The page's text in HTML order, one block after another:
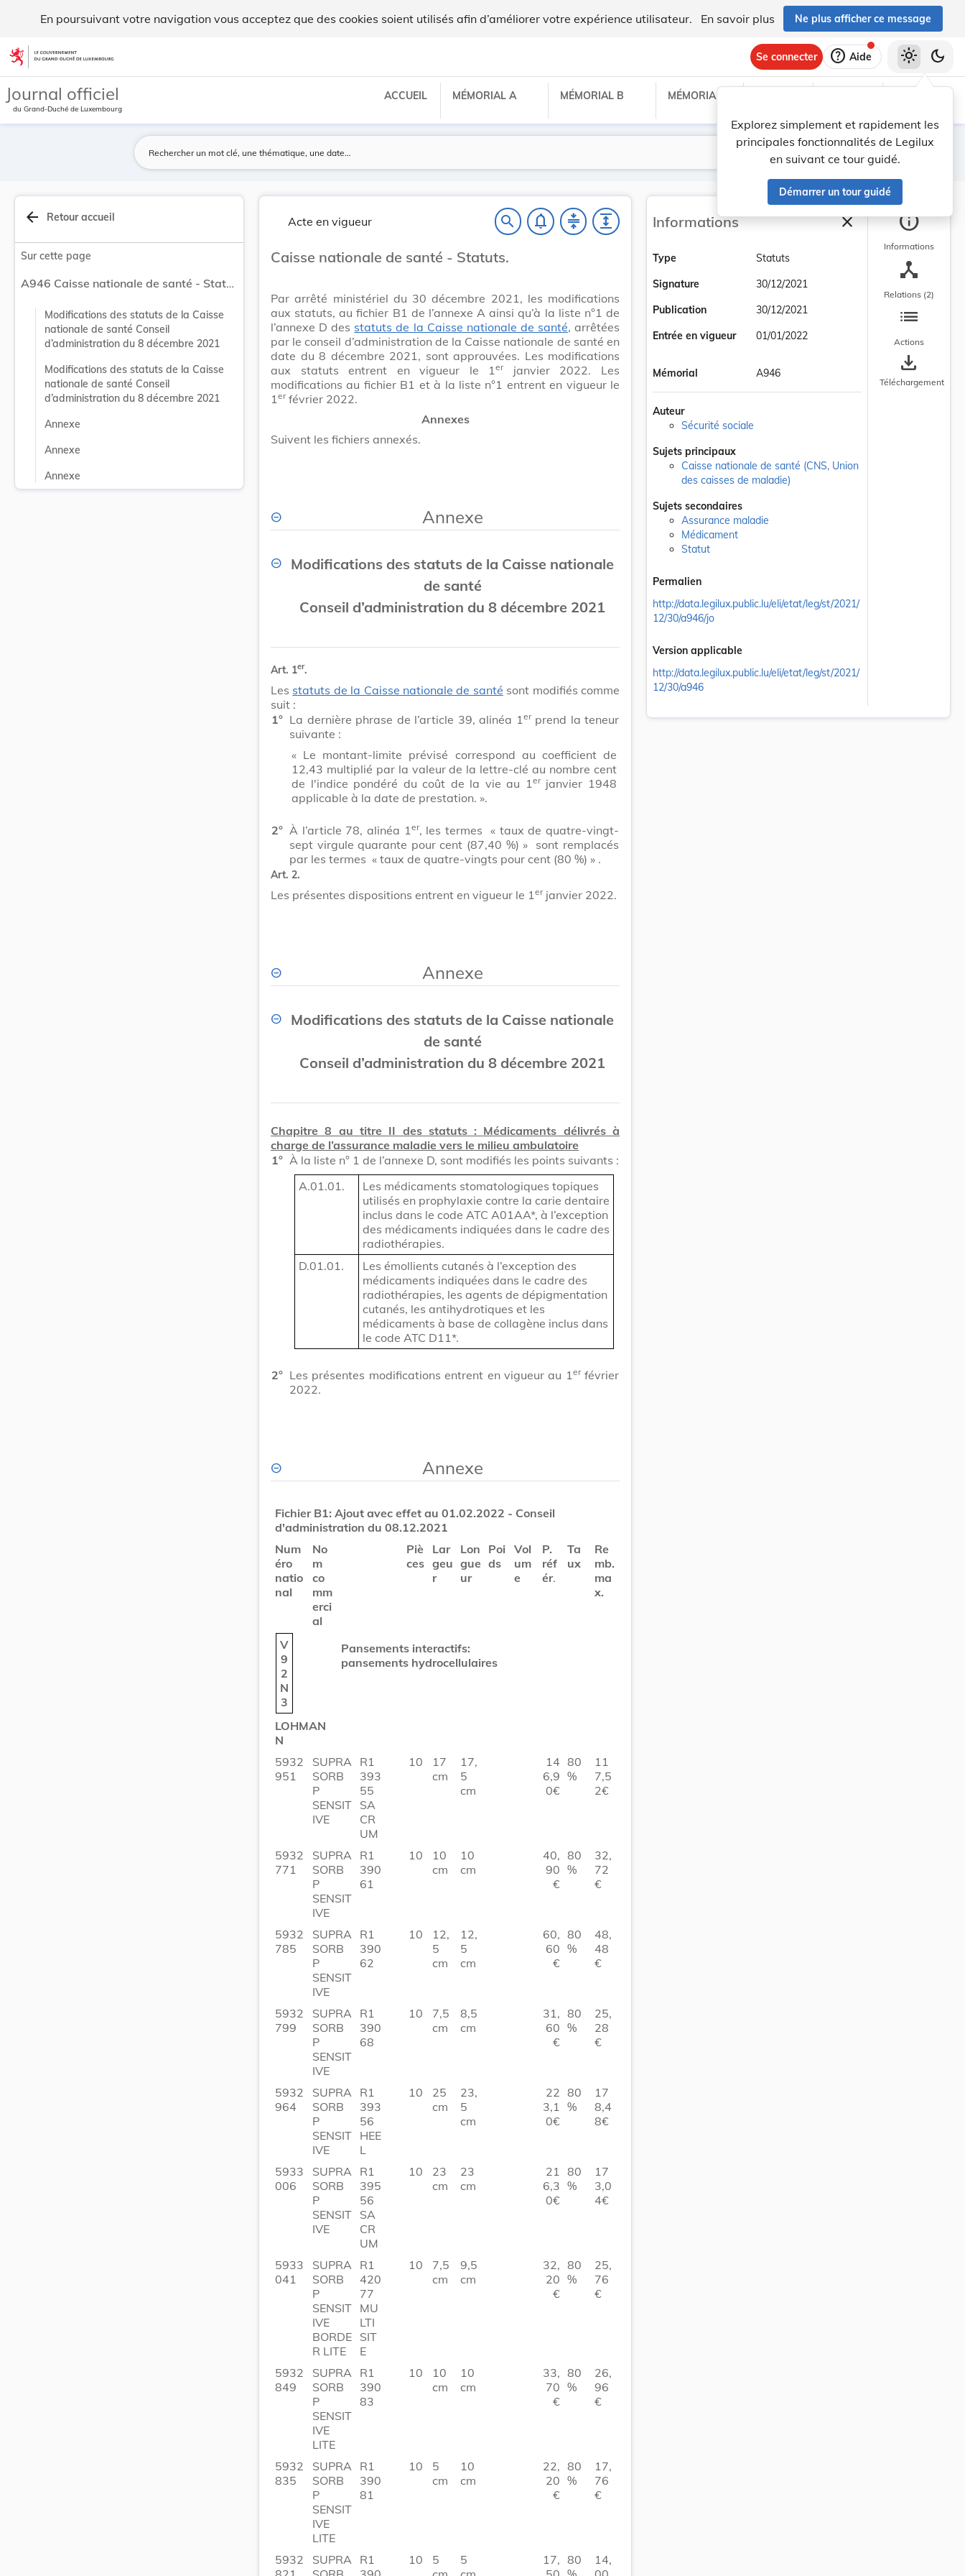
En poursuivant votre navigation vous acceptez que des cookies soient utilisés afin d’améliorer votre expérience utilisateur. En savoir plus Ne plus afficher ce message
Aller au contenu
Se connecter help Aide
Explorez simplement et rapidement les
principales fonctionnalités de Legilux
en suivant ce tour guidé.
Démarrer un tour guidé
light_mode dark_mode
Journal officiel
du Grand-Duché de Luxembourg
ACCUEIL MÉMORIAL A MÉMORIAL B MÉMORIAL C
Lancer la recherche
Filtres
arrow_back Retour accueil
Sur cette page
A946 Caisse nationale de santé - Statuts.
Modifications des statuts de la Caisse
nationale de santé Conseil
d’administration du 8 décembre 2021
Modifications des statuts de la Caisse
nationale de santé Conseil
d’administration du 8 décembre 2021
Annexe
Annexe
Annexe
Acte en vigueur search notifications_none compress expand
Caisse nationale de santé - Statuts.
Par arrêté ministériel du 30 décembre 2021, les modifications
aux statuts, au fichier B1 de l’annexe A ainsi qu’à la liste n°1 de
l’annexe D des statuts de la Caisse nationale de santé, arrêtées
par le conseil d’administration de la Caisse nationale de santé en
date du 8 décembre 2021, sont approuvées. Les modifications
aux statuts entrent en vigueur le 1erjanvier 2022. Les
modifications au fichier B1 et à la liste n°1 entrent en vigueur le
1 erfévrier 2022.
Annexes
Suivent les fichiers annexés.
Annexe
Modifications des statuts de la Caisse nationale
de santé
Conseil d’administration du 8 décembre 2021
Art. 1er.
Les statuts de la Caisse nationale de santé sont modifiés comme
suit :
1° La dernière phrase de l’article 39, alinéa 1 erprend la teneur
suivante :
« Le montant-limite prévisé correspond au coefficient de
12,43 multiplié par la valeur de la lettre-clé au nombre cent
de l'indice pondéré du coût de la vie au 1 erjanvier 1948
applicable à la date de prestation. ».
2° À l’article 78, alinéa 1 er, les termes « taux de quatre-vingt-
sept virgule quarante pour cent (87,40 %) » sont remplacés
par les termes « taux de quatre-vingts pour cent (80 %) » .
Art. 2.
Les présentes dispositions entrent en vigueur le 1 erjanvier 2022.
Annexe
Modifications des statuts de la Caisse nationale
de santé
Conseil d’administration du 8 décembre 2021
Chapitre 8 au titre II des statuts : Médicaments délivrés à
charge de l’assurance maladie vers le milieu ambulatoire
1° À la liste n° 1 de l’annexe D, sont modifiés les points suivants :
A.01.01.
Les médicaments stomatologiques topiques
utilisés en prophylaxie contre la carie dentaire
inclus dans le code ATC A01AA*, à l’exception
des médicaments indiquées dans le cadre des
radiothérapies.
D.01.01.
Les émollients cutanés à l’exception des
médicaments indiquées dans le cadre des
radiothérapies, les agents de dépigmentation
cutanés, les antihydrotiques et les
médicaments à base de collagène inclus dans
le code ATC D11*.
2° Les présentes modifications entrent en vigueur au 1 erfévrier
2022.
Annexe
Fichier B1: Ajout avec effet au 01.02.2022 - Conseil
d'administration du 08.12.2021
Num
éro
natio
nal
No
m
co
mm
erci
al
Piè
ces
Lar
geu
r
Lon
gue
ur
Poi
ds
Vol
um
e
P.
réf
ér.
Ta
ux
Re
mb.
ma
x.
V
9
2
N
3
Pansements interactifs:
pansements hydrocellulaires
LOHMAN
N
5932
951
SUPRA
SORB
P
SENSIT
IVE
R1
393
55
SA
CR
UM
10
17
cm
17,
5
cm
14
6,9
0€
80
%
11
7,5
2€
5932
771
SUPRA
SORB
P
SENSIT
IVE
R1
390
61
10
10
cm
10
cm
40,
90
€
80
%
32,
72
€
5932
785
SUPRA
SORB
P
SENSIT
IVE
R1
390
62
10
12,
5
cm
12,
5
cm
60,
60
€
80
%
48,
48
€
5932
799
SUPRA
SORB
P
SENSIT
IVE
R1
390
68
10
7,5
cm
8,5
cm
31,
60
€
80
%
25,
28
€
5932
964
SUPRA
SORB
P
SENSIT
IVE
R1
393
56
HEE
L
10
25
cm
23,
5
cm
22
3,1
0€
80
%
17
8,4
8€
5933
006
SUPRA
SORB
P
SENSIT
IVE
R1
395
56
SA
CR
UM
10
23
cm
23
cm
21
6,3
0€
80
%
17
3,0
4€
5933
041
SUPRA
SORB
P
SENSIT
IVE
BORDE
R LITE
R1
420
77
MU
LTI
SIT
E
10
7,5
cm
9,5
cm
32,
20
€
80
%
25,
76
€
5932
849
SUPRA
SORB
P
SENSIT
IVE
LITE
R1
390
83
10
10
cm
10
cm
33,
70
€
80
%
26,
96
€
5932
835
SUPRA
SORB
P
SENSIT
IVE
LITE
R1
390
81
10
5
cm
10
cm
22,
20
€
80
%
17,
76
€
5932
SUPRA
R1
10
5
5
17, 80
14,
Informations closeFermer la barre
Type
Statuts
Signature
30/12/2021
Publication
30/12/2021
Entrée en vigueur
01/01/2022
Mémorial A946
Auteur
Sécurité sociale
Sujets principaux
Caisse nationale de santé (CNS, Union
des caisses de maladie)
Sujets secondaires
Assurance maladie
Médicament
Statut
Permalien
http://data.legilux.public.lu/eli/etat/leg/st/2021/
12/30/a946/jo
Version applicable
http://data.legilux.public.lu/eli/etat/leg/st/2021/
12/30/a946
info
Informations
device_hub
Relations (2)
list
Actions
save_alt
Téléchargement